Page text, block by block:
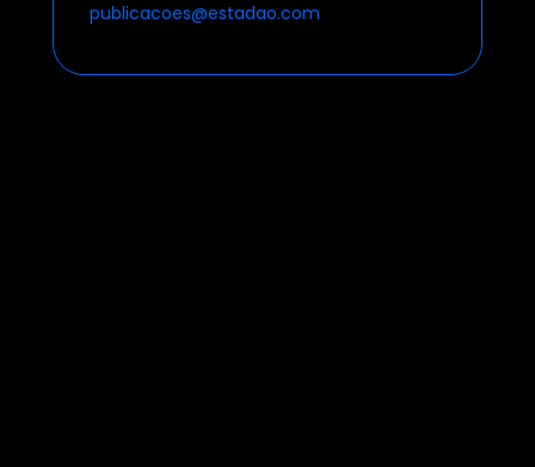
publicacoes@estadao.com